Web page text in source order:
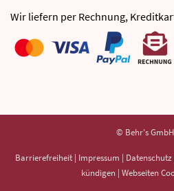
Wir liefern per Rechnung,
© Behr's GmbH
Barrierefreiheit | Impressum | Datenschutz
kündigen | Webseiten